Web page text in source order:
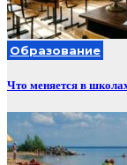
Образование
Что меняется в